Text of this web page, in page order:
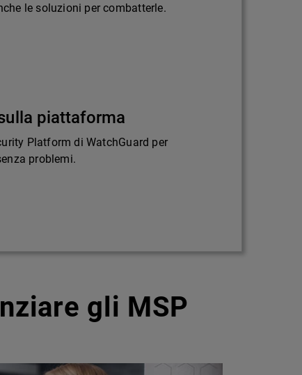
le soluzioni per combatterle.
piattaforma
Platform di WatchGuard per
problemi.
gli MSP